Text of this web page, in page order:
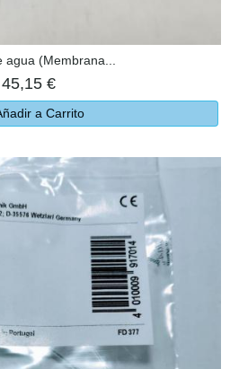
agua (Membrana...
45,15 €
a Carrito